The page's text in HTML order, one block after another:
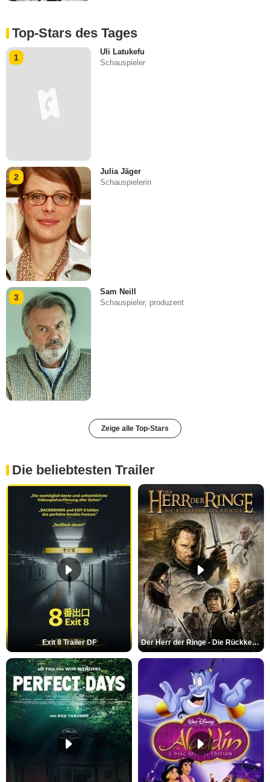
Top-Stars des Tages
1
Uli Latukefu
Schauspieler
2
Julia Jäger
Schauspielerin
3
Sam Neill
Schauspieler, produzent
Zeige alle Top-Stars
Die beliebtesten Trailer
Exit 8 Trailer DF Der Herr der Ringe - Die Rückkehr des Königs Trailer OV